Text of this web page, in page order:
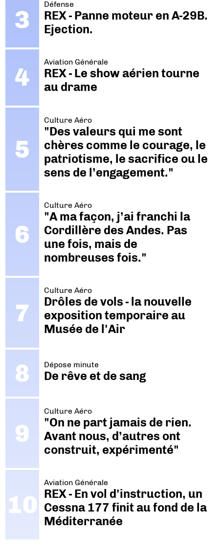
Défense
REX - Panne moteur en A-29B.
Ejection.
Aviation Générale
REX - Le show aérien tourne
au drame
Culture Aéro
"Des valeurs qui me sont
chères comme le courage, le
patriotisme, le sacrifice ou le
sens de l’engagement."
Culture Aéro
"A ma façon, j’ai franchi la
Cordillère des Andes. Pas
une fois, mais de
nombreuses fois."
Culture Aéro
Drôles de vols - la nouvelle
exposition temporaire au
Musée de l'Air
Dépose minute
De rêve et de sang
Culture Aéro
"On ne part jamais de rien.
Avant nous, d’autres ont
construit, expérimenté"
Aviation Générale
REX - En vol d'instruction, un
Cessna 177 finit au fond de la
Méditerranée